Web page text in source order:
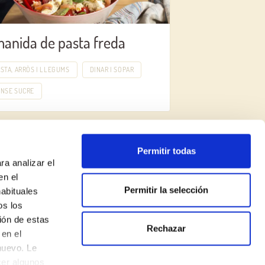
analizar el
el
los
de estas
el
Le
algunos
Permitir todas
Permitir la selección
Rechazar
de pasta freda
ARRÒS I LLEGUMS DINAR I SOPAR
SUCRE
Política de privadesa
Avís legal